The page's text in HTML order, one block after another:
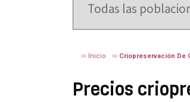
Inicio Criopreservación De
Precios